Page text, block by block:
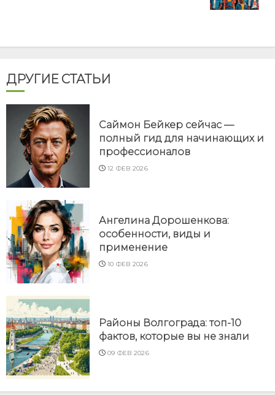
ДРУГИЕ СТАТЬИ
Саймон Бейкер сейчас —
полный гид для начинающих и
профессионалов
12 ФЕВ 2026
Ангелина Дорошенкова:
особенности, виды и
применение
10 ФЕВ 2026
Районы Волгограда: топ-10
фактов, которые вы не знали
09 ФЕВ 2026